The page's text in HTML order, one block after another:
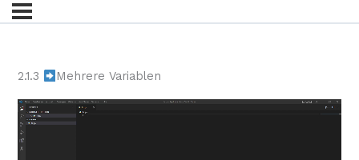
2.1.3 Mehrere Variablen